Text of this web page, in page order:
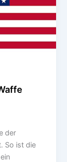
der
So ist die